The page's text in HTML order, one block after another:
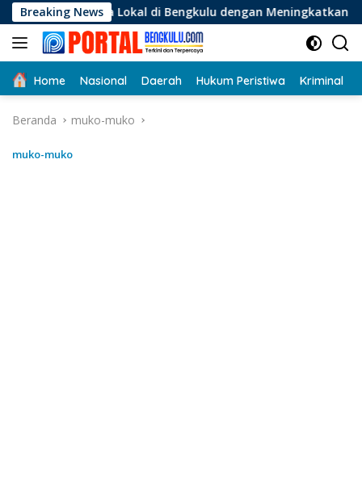
Langsung
ke
konten
Breaking News
di Bengkulu dengan Meningkatkan Ruang Publik dan
Home Nasional Daerah Hukum Peristiwa Kriminal
Beranda muko-muko
muko-muko